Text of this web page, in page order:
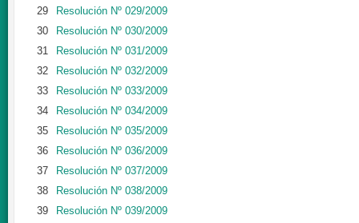
29
Resolución Nº 029/2009
30
Resolución Nº 030/2009
31
Resolución Nº 031/2009
32
Resolución Nº 032/2009
33
Resolución Nº 033/2009
34
Resolución Nº 034/2009
35
Resolución Nº 035/2009
36
Resolución Nº 036/2009
37
Resolución Nº 037/2009
38
Resolución Nº 038/2009
39
Resolución Nº 039/2009